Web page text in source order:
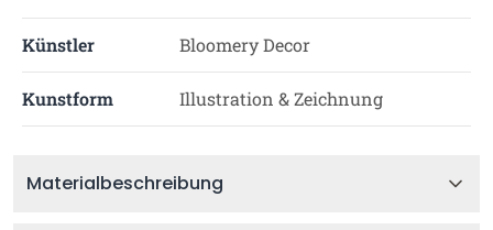
Künstler Bloomery Decor
Kunstform Illustration & Zeichnung
Materialbeschreibung